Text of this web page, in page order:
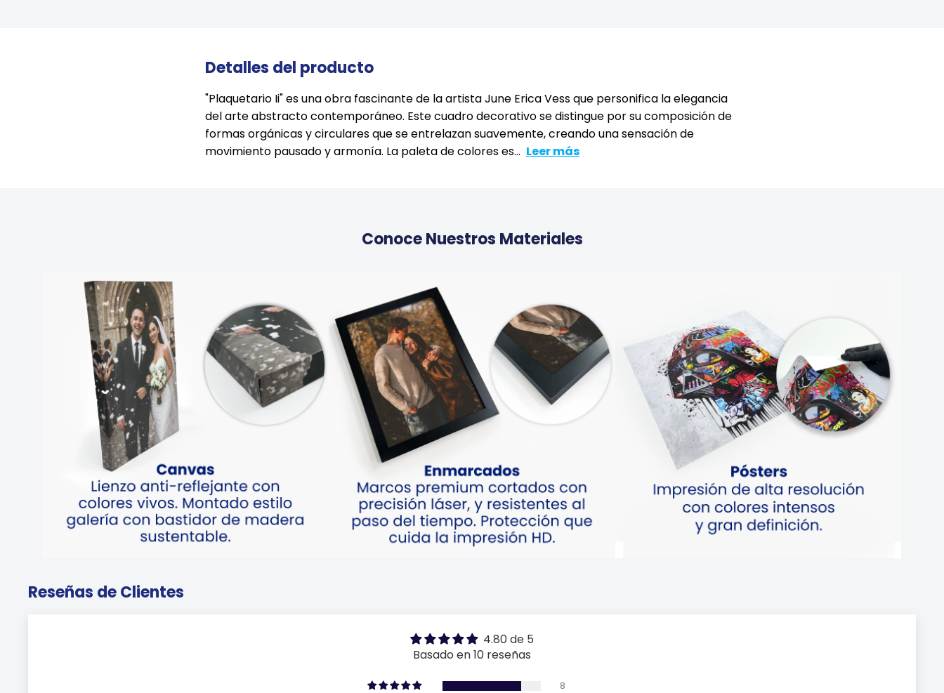
Detalles del producto
"Plaquetario Ii" es una obra fascinante de la artista June Erica Vess que personifica la elegancia
del arte abstracto contemporáneo. Este cuadro decorativo se distingue por su composición de
formas orgánicas y circulares que se entrelazan suavemente, creando una sensación de
movimiento pausado y armonía. La paleta de colores es... Leer más
Conoce Nuestros Materiales
Reseñas de Clientes
4.80 de 5
Basado en 10 reseñas
8